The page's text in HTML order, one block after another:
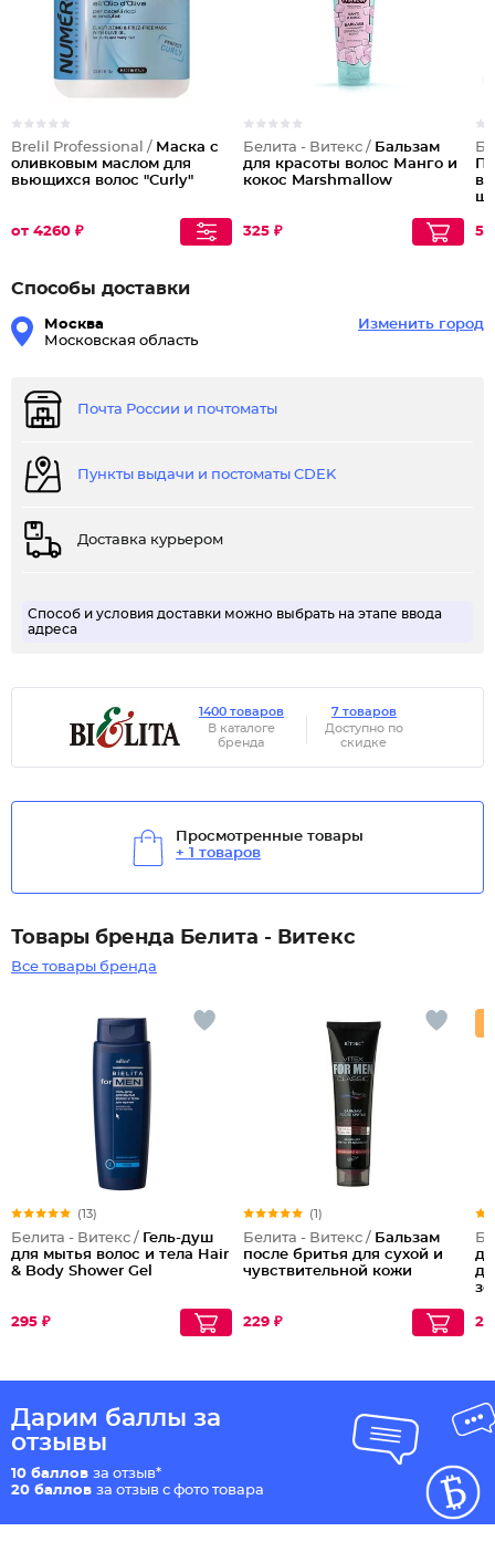
Brelil Professional / Маска с
оливковым маслом для
вьющихся волос "Curly"
от 4260 ₽
Белита - Витекс / Бальзам
для красоты волос Манго и
кокос Marshmallow
325 ₽
Способы доставки
Москва
Московская область
Изменить город
Почта России и почтоматы
Пункты выдачи и постоматы CDEK
Доставка курьером
Способ и условия доставки можно выбрать на этапе ввода
адреса
1400 товаров
В каталоге
бренда
7 товаров
Доступно по
скидке
Просмотренные товары
+ 1 товаров
Товары бренда Белита - Витекс
Все товары бренда
(13)
Белита - Витекс / Гель-душ
для мытья волос и тела Hair
& Body Shower Gel
295 ₽
(1)
Белита - Витекс / Бальзам
после бритья для сухой и
чувствительной кожи
229 ₽
Дарим баллы за
отзывы
10 баллов за отзыв*
20 баллов за отзыв с фото товара